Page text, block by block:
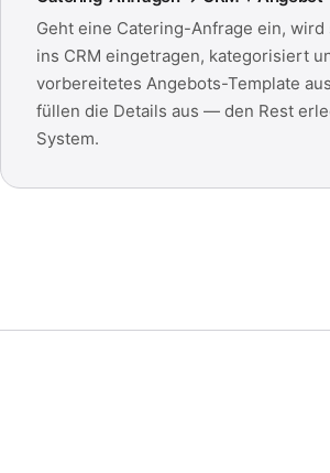
Geht eine Catering-Anfrage ein, wird
ins CRM eingetragen, kategorisiert
vorbereitetes Angebots-Template
füllen die Details aus — den Rest
System.